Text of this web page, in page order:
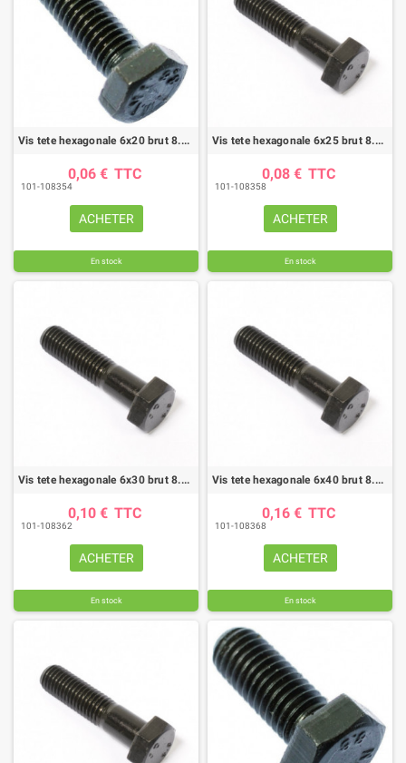
Vis tete hexagonale 6x20 brut 8.8 ft (boite de 200)
0,06 € TTC
101-108354
ACHETER
En stock
Vis tete hexagonale 6x25 brut 8.8 ft (boite de 200)
0,08 € TTC
101-108358
ACHETER
En stock
Vis tete hexagonale 6x30 brut 8.8 ft (boite de 200)
0,10 € TTC
101-108362
ACHETER
En stock
Vis tete hexagonale 6x40 brut 8.8 fp (boite de 100)
0,16 € TTC
101-108368
ACHETER
En stock